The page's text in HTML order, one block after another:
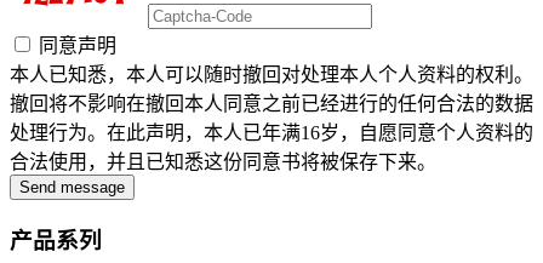
同意声明
本人已知悉，本人可以随时撤回对处理本人个人资料的权利。
撤回将不影响在撤回本人同意之前已经进行的任何合法的数据
处理行为。在此声明，本人已年满16岁，自愿同意个人资料的
合法使用，并且已知悉这份同意书将被保存下来。
Send message
产品系列